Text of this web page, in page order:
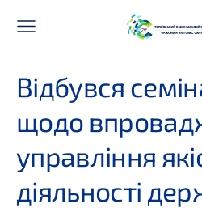
Відбувся
щодо
управління
діяльності